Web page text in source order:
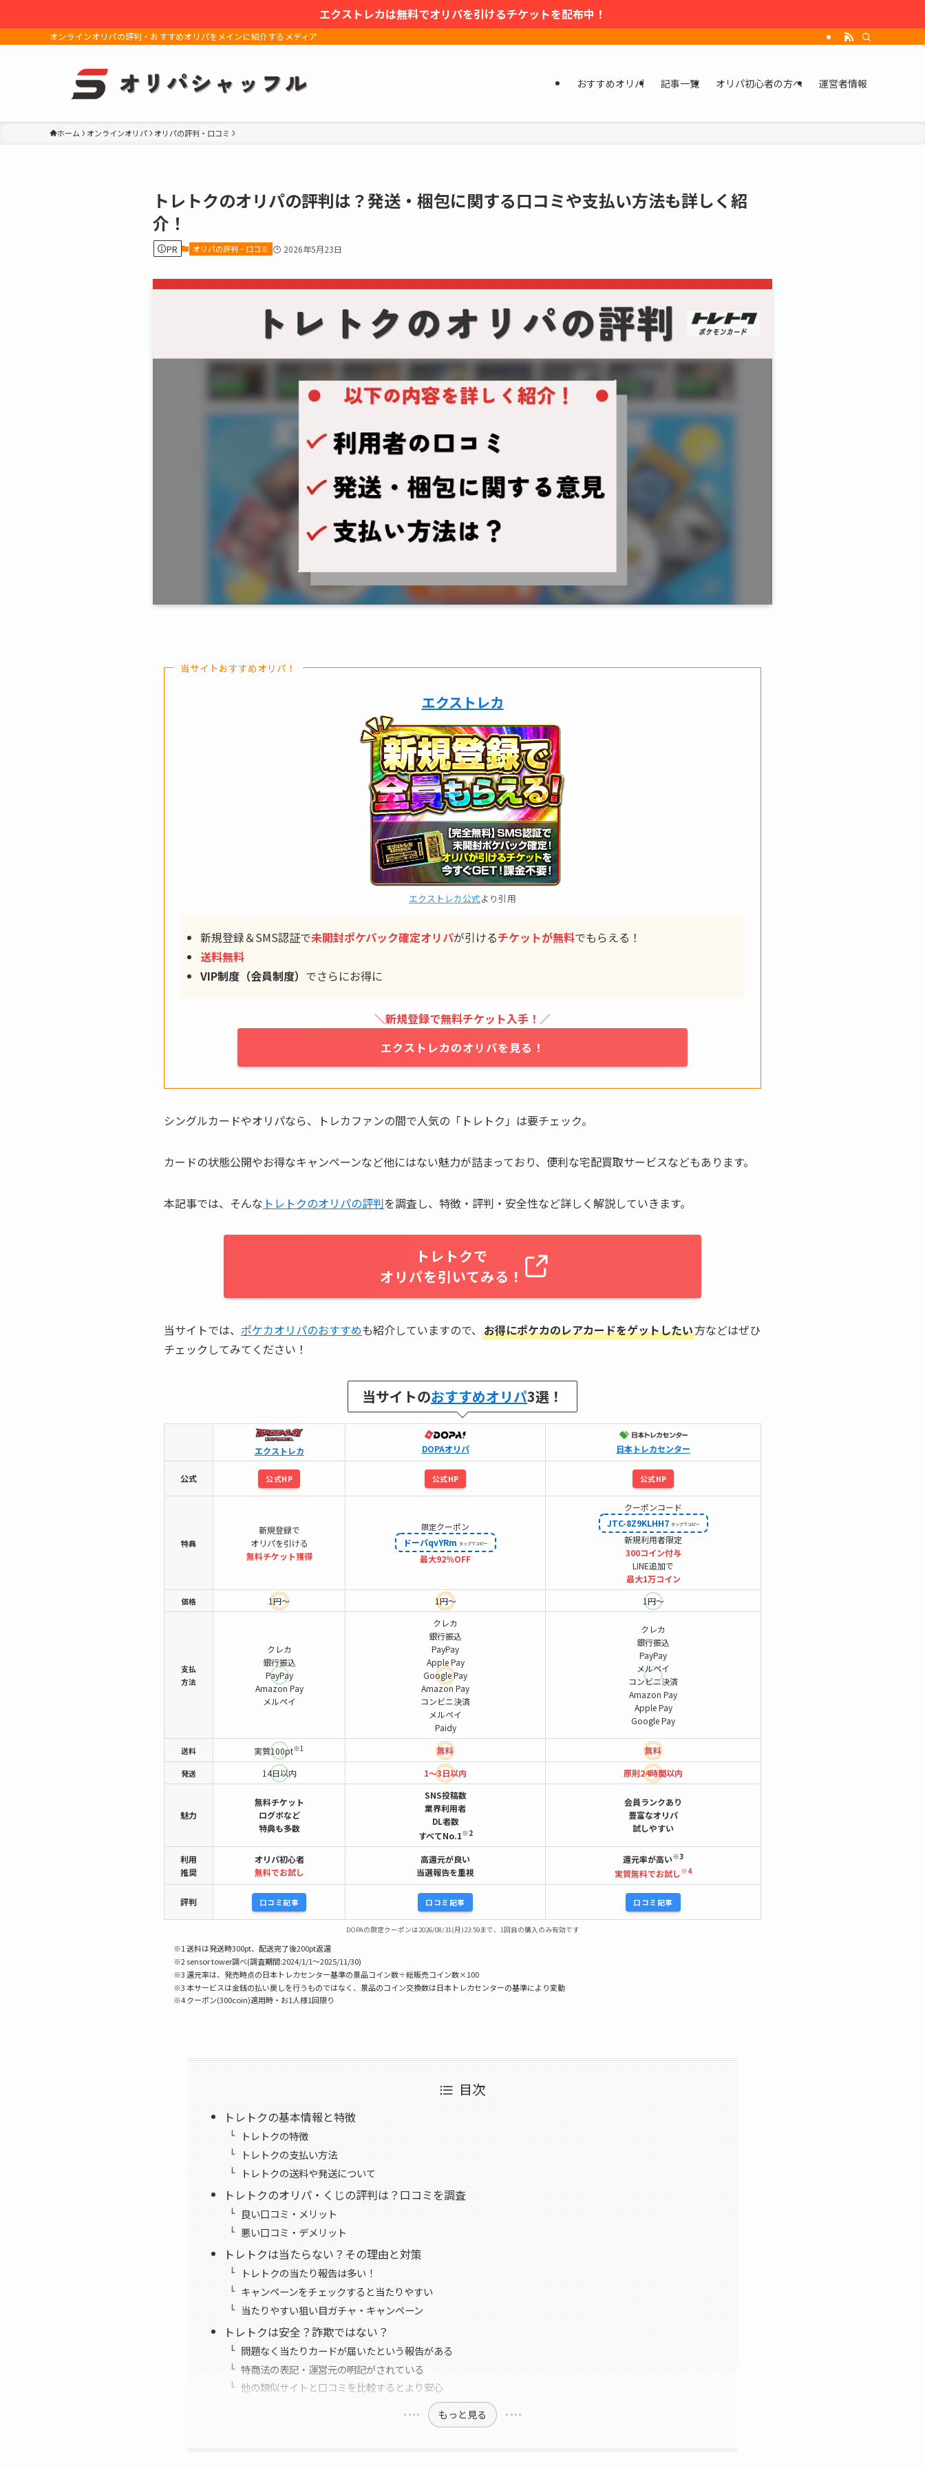
エクストレカは無料でオリパを引けるチケットを配布中！
オンラインオリパの評判・おすすめオリパをメインに紹介するメディア
おすすめオリパ 記事一覧 オリパ初心者の方へ 運営者情報
ホーム オンラインオリパ オリパの評判・口コミ
トレトクのオリパの評判は？発送・梱包に関する口コミや支払い方法も詳しく紹
介！
PR オリパの評判・口コミ 2026年5月23日
当サイトおすすめオリパ！
エクストレカ
エクストレカ公式より引用
新規登録＆SMS認証で未開封ポケパック確定オリパが引けるチケットが無料でもらえる！
送料無料
VIP制度（会員制度） でさらにお得に
＼新規登録で無料チケット入手！／
エクストレカのオリパを見る！
シングルカードやオリパなら、トレカファンの間で人気の「トレトク」は要チェック。
カードの状態公開やお得なキャンペーンなど他にはない魅力が詰まっており、便利な宅配買取サービスなどもあります。
本記事では、そんな トレトクのオリパの評判を調査し、特徴・評判・安全性など詳しく解説していきます。
トレトクで
オリパを引いてみる！
当サイトでは、 ポケカオリパのおすすめも紹介していますので、 お得にポケカのレアカードをゲットしたい方などはぜひ
チェックしてみてください！
当サイトのおすすめオリパ3選！
エクストレカ DOPAオリパ 日本トレカセンター
公式 公式HP 公式HP 公式HP
特典
新規登録で
オリパを引ける
無料チケット獲得
限定クーポン
ドーパqvYRm
最大92％OFF
クーポンコード
JTC-8Z9KLHH7
新規利用者限定
300コイン付与
LINE追加で
最大1万コイン
価格 1円～ 1円～ 1円～
支払
方法
クレカ
銀行振込
PayPay
Amazon Pay
メルペイ
クレカ
銀行振込
PayPay
Apple Pay
Google Pay
Amazon Pay
コンビニ決済
メルペイ
Paidy
クレカ
銀行振込
PayPay
メルペイ
コンビニ決済
Amazon Pay
Apple Pay
Google Pay
送料 実質100pt※1 無料 無料
発送 14日以内 1～3日以内 原則24時間以内
魅力
無料チケット
ログボなど
特典も多数
SNS投稿数
業界利用者
DL者数
すべてNo.1※2
会員ランクあり
豊富なオリパ
試しやすい
利用
推奨
オリパ初心者
無料でお試し
高還元が良い
当選報告を重視
還元率が高い※3
実質無料でお試し※4
評判 口コミ記事 口コミ記事 口コミ記事
DOPAの限定クーポンは2026/08/31(月)23:59まで、1回目の購入のみ有効です
※1 送料は発送時300pt、配送完了後200pt返還
※2 sensor tower調べ(調査期間:2024/1/1〜2025/11/30)
※3 還元率は、発売時点の日本トレカセンター基準の景品コイン数÷総販売コイン数×100
※3 本サービスは金銭の払い戻しを行うものではなく、景品のコイン交換数は日本トレカセンターの基準により変動
※4 クーポン(300coin)適用時・お1人様1回限り
目次
トレトクの基本情報と特徴
トレトクの特徴
トレトクの支払い方法
トレトクの送料や発送について
トレトクのオリパ・くじの評判は？口コミを調査
良い口コミ・メリット
悪い口コミ・デメリット
トレトクは当たらない？その理由と対策
トレトクの当たり報告は多い！
キャンペーンをチェックすると当たりやすい
当たりやすい狙い目ガチャ・キャンペーン
トレトクは安全？詐欺ではない？
問題なく当たりカードが届いたという報告がある
特商法の表記・運営元の明記がされている
他の類似サイトと口コミを比較するとより安心
もっと見る